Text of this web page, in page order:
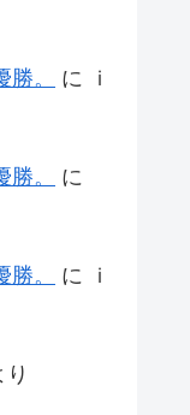
。 に
ｉ
。
に
。 に
ｉ
り